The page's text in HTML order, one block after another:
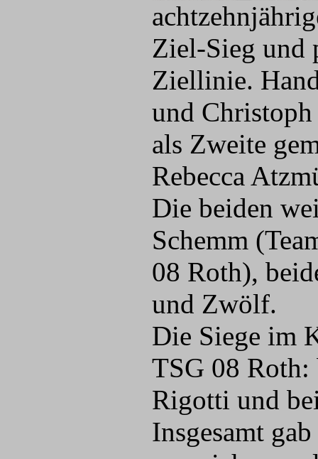
Ziel-Sieg und
Ziellinie.
und
als Zweite
Rebecca
Die beiden
Schemm
08 Roth),
und Zwölf.
Die Siege im
TSG 08 Roth:
Rigotti und
Insgesamt